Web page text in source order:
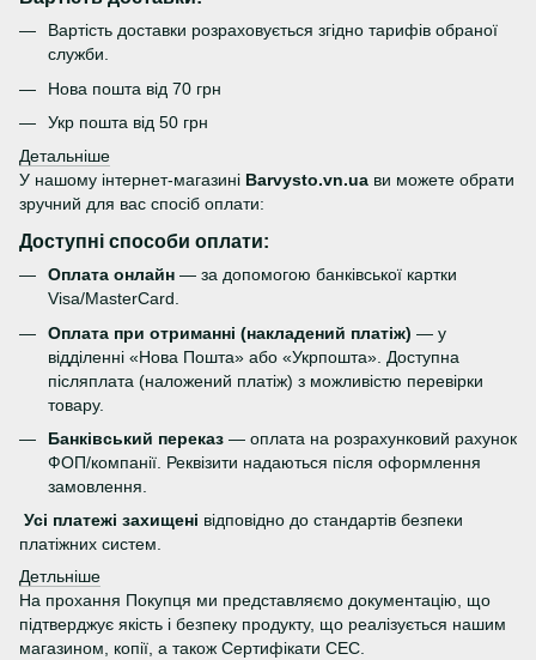
Вартість доставки розраховується згідно тарифів обраної
служби.
Нова пошта від 70 грн
Укр пошта від 50 грн
Детальніше
У нашому інтернет-магазині Barvysto.vn.ua ви можете обрати
зручний для вас спосіб оплати:
Доступні способи оплати:
Оплата онлайн — за допомогою банківської картки
Visa/MasterCard.
Оплата при отриманні (накладений платіж) — у
відділенні «Нова Пошта» або «Укрпошта». Доступна
післяплата (наложений платіж) з можливістю перевірки
товару.
Банківський переказ — оплата на розрахунковий рахунок
ФОП/компанії. Реквізити надаються після оформлення
замовлення.
Усі платежі захищені відповідно до стандартів безпеки
платіжних систем.
Детльніше
На прохання Покупця ми представляємо документацію, що
підтверджує якість і безпеку продукту, що реалізується нашим
магазином, копії, а також Сертифікати СЕС.